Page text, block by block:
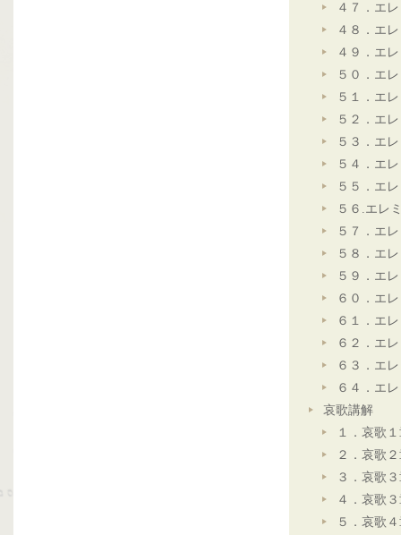
４７．エ
４８．エ
４９．エ
５０．エ
５１．エ
５２．エ
５３．エ
５４．エ
５５．エ
５６.エレ
５７．エ
５８．エ
５９．エ
６０．エ
６１．エ
６２．エ
６３．エ
６４．エ
哀歌講解
１．哀歌
２．哀歌
３．哀歌
４．哀歌
５．哀歌